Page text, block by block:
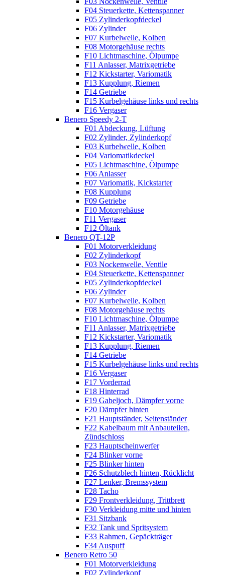
F04 Steuerkette, Kettenspanner
F05 Zylinderkopfdeckel
F06 Zylinder
F07 Kurbelwelle, Kolben
F08 Motorgehäuse rechts
F10 Lichtmaschine, Ölpumpe
F11 Anlasser, Matrixgetriebe
F12 Kickstarter, Variomatik
F13 Kupplung, Riemen
F14 Getriebe
F15 Kurbelgehäuse links und rechts
F16 Vergaser
Benero Speedy 2-T
F01 Abdeckung, Lüftung
F02 Zylinder, Zylinderkopf
F03 Kurbelwelle, Kolben
F04 Variomatikdeckel
F05 Lichtmaschine, Ölpumpe
F06 Anlasser
F07 Variomatik, Kickstarter
F08 Kupplung
F09 Getriebe
F10 Motorgehäuse
F11 Vergaser
F12 Öltank
Benero QT-12P
F01 Motorverkleidung
F02 Zylinderkopf
F03 Nockenwelle, Ventile
F04 Steuerkette, Kettenspanner
F05 Zylinderkopfdeckel
F06 Zylinder
F07 Kurbelwelle, Kolben
F08 Motorgehäuse rechts
F10 Lichtmaschine, Ölpumpe
F11 Anlasser, Matrixgetriebe
F12 Kickstarter, Variomatik
F13 Kupplung, Riemen
F14 Getriebe
F15 Kurbelgehäuse links und rechts
F16 Vergaser
F17 Vorderrad
F18 Hinterrad
F19 Gabeljoch, Dämpfer vorne
F20 Dämpfer hinten
F21 Hauptständer, Seitenständer
F22 Kabelbaum mit Anbauteilen,
Zündschloss
F23 Hauptscheinwerfer
F24 Blinker vorne
F25 Blinker hinten
F26 Schutzblech hinten, Rücklicht
F27 Lenker, Bremssystem
F28 Tacho
F29 Frontverkleidung, Trittbrett
F30 Verkleidung mitte und hinten
F31 Sitzbank
F32 Tank und Spritsystem
F33 Rahmen, Gepäckträger
F34 Auspuff
Benero Retro 50
F01 Motorverkleidung
F02 Zylinderkopf